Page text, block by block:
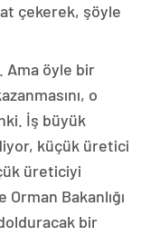
çekerek, şöyle
Ama öyle bir
o
İş büyük
küçük üretici
üreticiyi
Orman Bakanlığı
bir